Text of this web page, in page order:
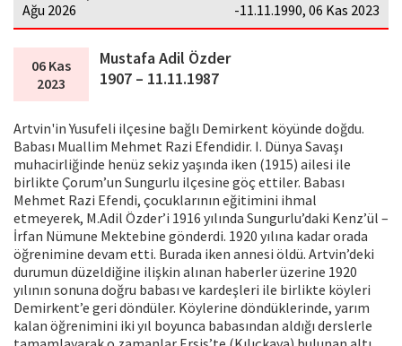
Ağu 2026
-11.11.1990, 06 Kas 2023
06 Kas
2023
Mustafa Adil Özder
1907 – 11.11.1987
Artvin'in Yusufeli ilçesine bağlı Demirkent köyünde doğdu.
Babası Muallim Mehmet Razi Efendidir. I. Dünya Savaşı
muhacirliğinde henüz sekiz yaşında iken (1915) ailesi ile
birlikte Çorum’un Sungurlu ilçesine göç ettiler. Babası
Mehmet Razi Efendi, çocuklarının eğitimini ihmal
etmeyerek, M.Adil Özder’i 1916 yılında Sungurlu’daki Kenz’ül –
İrfan Nümune Mektebine gönderdi. 1920 yılına kadar orada
öğrenimine devam etti. Burada iken annesi öldü. Artvin’deki
durumun düzeldiğine ilişkin alınan haberler üzerine 1920
yılının sonuna doğru babası ve kardeşleri ile birlikte köyleri
Demirkent’e geri döndüler. Köylerine döndüklerinde, yarım
kalan öğrenimini iki yıl boyunca babasından aldığı derslerle